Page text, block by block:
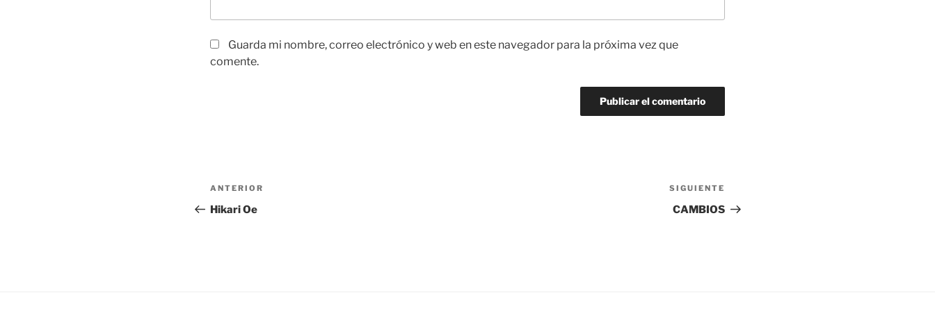
Guarda mi nombre, correo electrónico y web en este navegador para la próxima vez que
comente.
Navegación
de
Entrada
anterior:
ANTERIOR
Hikari Oe
entrada
SIGUIENTE
CAMBIOS